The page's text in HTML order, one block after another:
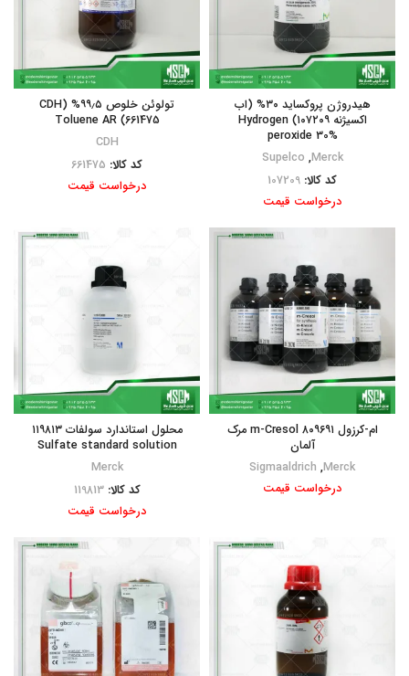
هیدروژن پروکساید ۳۰% (اب
اکسیژنه ۱۰۷۲۰۹) Hydrogen
peroxide 30%
Merck
,
Supelco
کد کالا: 107209
درخواست قیمت
تولوئن خلوص ۹۹٫۵% (CDH
661475) Toluene AR
CDH
کد کالا: 661475
درخواست قیمت
ام-کرزول ۸۰۹۶۹۱ m-Cresol مرک
آلمان
Merck
,
Sigmaaldrich
درخواست قیمت
محلول استاندارد سولفات ۱۱۹۸۱۳
Sulfate standard solution
Merck
کد کالا:119813
درخواست قیمت